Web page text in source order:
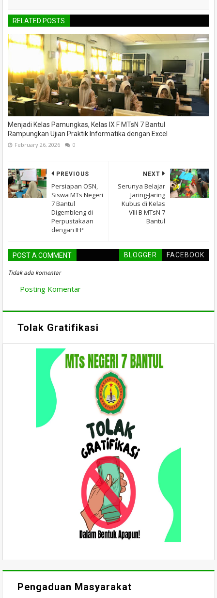
RELATED POSTS
Menjadi Kelas Pamungkas, Kelas IX F MTsN 7 Bantul
Rampungkan Ujian Praktik Informatika dengan Excel
February 26, 2026 0
NEXT
Serunya Belajar
Jaring-Jaring
Kubus di Kelas
VIII B MTsN 7
Bantul
PREVIOUS
Persiapan OSN,
Siswa MTs Negeri
7 Bantul
Digembleng di
Perpustakaan
dengan IFP
POST A COMMENT BLOGGER FACEBOOK
Tidak ada komentar
Posting Komentar
Tolak Gratifikasi
Pengaduan Masyarakat